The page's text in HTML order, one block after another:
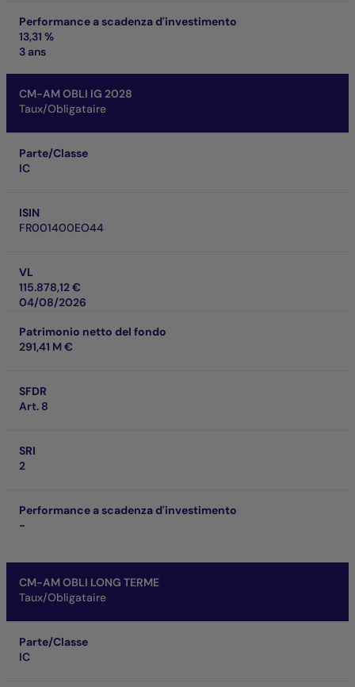
Performance a scadenza d'investimento
13,31 %
3 ans
CM-AM OBLI IG 2028
Taux/Obligataire
Parte/Classe
IC
ISIN
FR001400EO44
VL
115.878,12 €
04/08/2026
Patrimonio netto del fondo
291,41 M €
SFDR
Art. 8
SRI
2
Performance a scadenza d'investimento
-
CM-AM OBLI LONG TERME
Taux/Obligataire
Parte/Classe
IC